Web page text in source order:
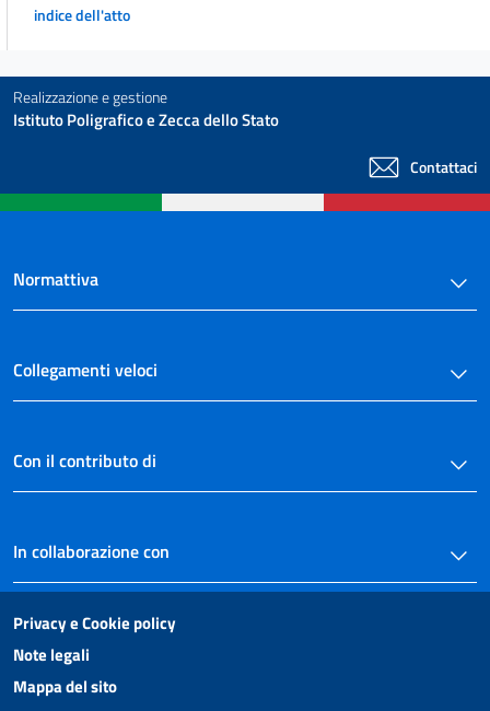
indice dell'atto
Realizzazione e gestione
Istituto Poligrafico e Zecca dello Stato
Contattaci
Normattiva
Collegamenti veloci
Con il contributo di
In collaborazione con
Privacy e Cookie policy
Note legali
Mappa del sito